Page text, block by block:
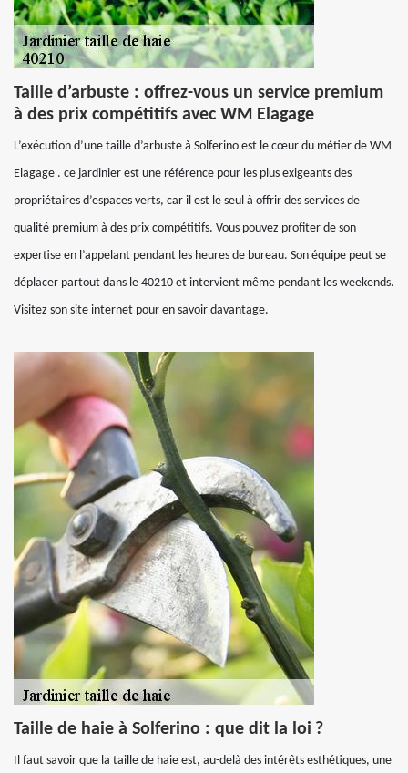
Taille d’arbuste : offrez-vous un service premium
à des prix compétitifs avec WM Elagage
L’exécution d’une taille d’arbuste à Solferino est le cœur du métier de WM
Elagage . ce jardinier est une référence pour les plus exigeants des
propriétaires d’espaces verts, car il est le seul à offrir des services de
qualité premium à des prix compétitifs. Vous pouvez profiter de son
expertise en l’appelant pendant les heures de bureau. Son équipe peut se
déplacer partout dans le 40210 et intervient même pendant les weekends.
Visitez son site internet pour en savoir davantage.
Taille de haie à Solferino : que dit la loi ?
Il faut savoir que la taille de haie est, au-delà des intérêts esthétiques, une